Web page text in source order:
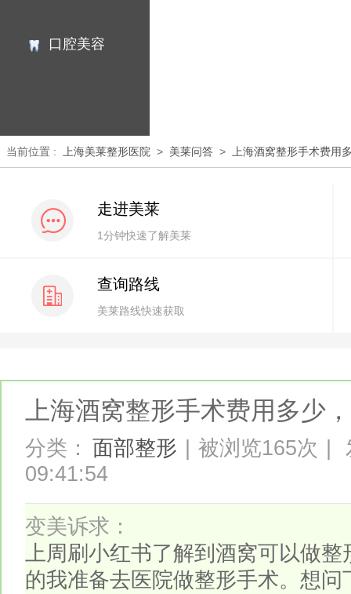
口腔美容
当前位置 : 上海美莱整形医院 > 美莱问答 > 上海酒窝整形手术费用
走进美莱
1分钟快速了解美莱
查询路线
美莱路线快速获取
上海酒窝整形手术费用多少
分类： 面部整形 被浏览165次
09:41:54
变美诉求：
上周刷小红书了解到酒窝可以做
的我准备去医院做整形手术。想